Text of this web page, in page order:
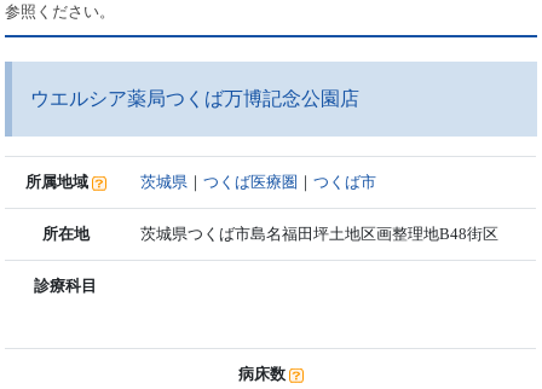
参照ください。
ウエルシア薬局つくば万博記念公園店
所属地域 茨城県 ｜つくば医療圏 ｜つくば市
所在地 茨城県つくば市島名福田坪土地区画整理地B48街区
診療科目
病床数